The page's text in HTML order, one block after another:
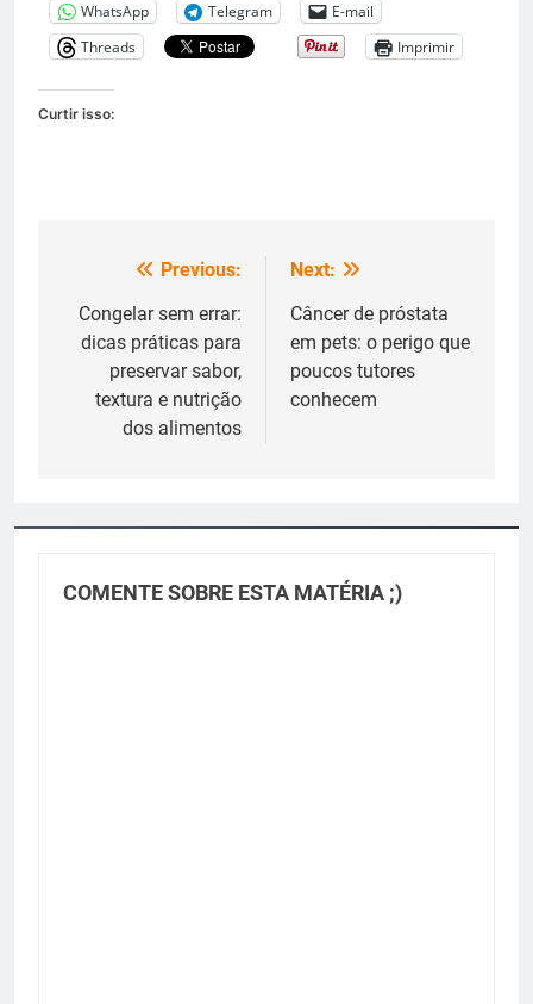
WhatsApp Telegram
E-mail
Threads
Imprimir
Curtir isso:
Navegação
de
Post
Previous:
Congelar sem errar:
dicas práticas para
preservar sabor,
textura e nutrição
dos alimentos
Next:
Câncer de próstata
em pets: o perigo que
poucos tutores
conhecem
COMENTE SOBRE ESTA MATÉRIA ;)